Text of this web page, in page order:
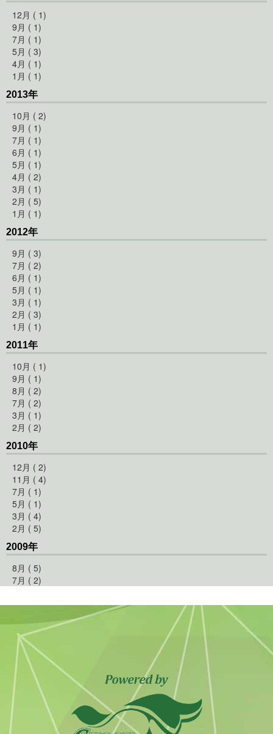
12月 ( 1)
9月 ( 1)
7月 ( 1)
5月 ( 3)
4月 ( 1)
1月 ( 1)
2013年
10月 ( 2)
9月 ( 1)
7月 ( 1)
6月 ( 1)
5月 ( 1)
4月 ( 2)
3月 ( 1)
2月 ( 5)
1月 ( 1)
2012年
9月 ( 3)
7月 ( 2)
6月 ( 1)
5月 ( 1)
3月 ( 1)
2月 ( 3)
1月 ( 1)
2011年
10月 ( 1)
9月 ( 1)
8月 ( 2)
7月 ( 2)
3月 ( 1)
2月 ( 2)
2010年
12月 ( 2)
11月 ( 4)
7月 ( 1)
5月 ( 1)
3月 ( 4)
2月 ( 5)
2009年
8月 ( 5)
7月 ( 2)